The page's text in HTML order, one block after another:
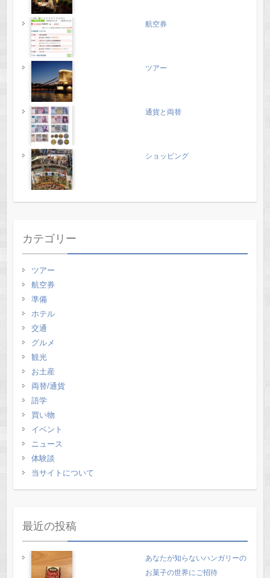
航空券
ツアー
通貨と両替
ショッピング
カテゴリー
ツアー
航空券
準備
ホテル
交通
グルメ
観光
お土産
両替/通貨
語学
買い物
イベント
ニュース
体験談
当サイトについて
最近の投稿
あなたが知らないハンガリーの
お菓子の世界にご招待